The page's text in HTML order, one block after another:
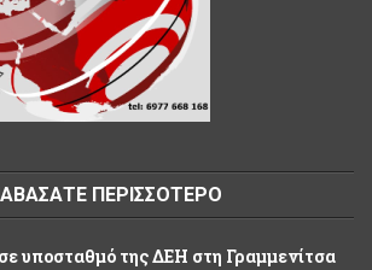
ΠΕΡΙΣΣΟΤΕΡΟ
υποσταθμό της ΔΕΗ στη Γραμμενίτσα